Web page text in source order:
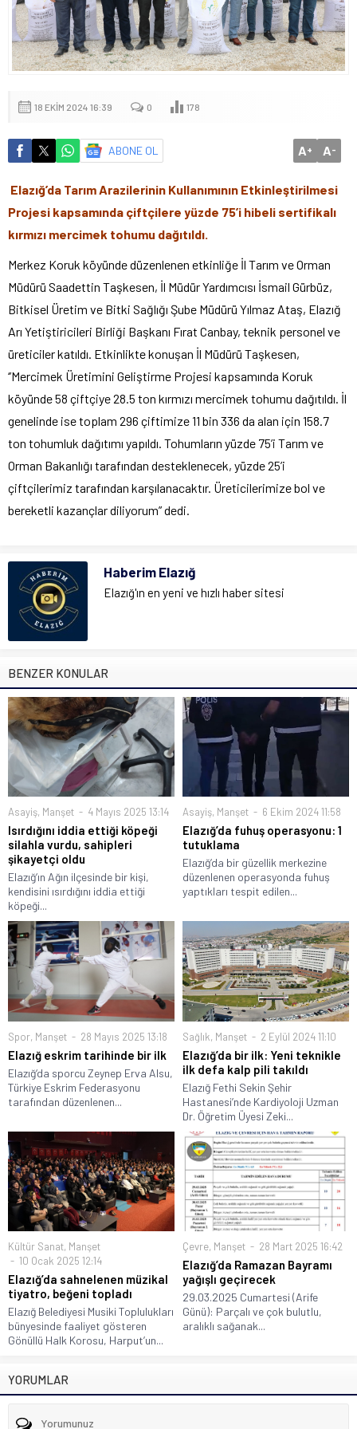
18 EKIM 2024 16:39 0 178
ABONE OL A+ A-
Elazığ’da Tarım Arazilerinin Kullanımının Etkinleştirilmesi
Projesi kapsamında çiftçilere yüzde 75’i hibeli sertifikalı
kırmızı mercimek tohumu dağıtıldı.
Merkez Koruk köyünde düzenlenen etkinliğe İl Tarım ve Orman
Müdürü Saadettin Taşkesen, İl Müdür Yardımcısı İsmail Gürbüz,
Bitkisel Üretim ve Bitki Sağlığı Şube Müdürü Yılmaz Ataş, Elazığ
Arı Yetiştiricileri Birliği Başkanı Fırat Canbay, teknik personel ve
üreticiler katıldı. Etkinlikte konuşan İl Müdürü Taşkesen,
‘’Mercimek Üretimini Geliştirme Projesi kapsamında Koruk
köyünde 58 çiftçiye 28.5 ton kırmızı mercimek tohumu dağıtıldı. İl
genelinde ise toplam 296 çiftimize 11 bin 336 da alan için 158.7
ton tohumluk dağıtımı yapıldı. Tohumların yüzde 75’i Tarım ve
Orman Bakanlığı tarafından desteklenecek, yüzde 25’i
çiftçilerimiz tarafından karşılanacaktır. Üreticilerimize bol ve
bereketli kazançlar diliyorum” dedi.
Haberim Elazığ
Elazığ'ın en yeni ve hızlı haber sitesi
BENZER KONULAR
Asayiş, Manşet 4 Mayıs 2025 13:14
Isırdığını iddia ettiği köpeği
silahla vurdu, sahipleri
şikayetçi oldu
Elazığ‘ın Ağın ilçesinde bir kişi,
kendisini ısırdığını iddia ettiği
köpeği...
Asayiş, Manşet 6 Ekim 2024 11:58
Elazığ’da fuhuş operasyonu: 1
tutuklama
Elazığ’da bir güzellik merkezine
düzenlenen operasyonda fuhuş
yaptıkları tespit edilen...
Spor, Manşet 28 Mayıs 2025 13:18
Elazığ eskrim tarihinde bir ilk
Elazığ‘da sporcu Zeynep Erva Alsu,
Türkiye Eskrim Federasyonu
tarafından düzenlenen...
Sağlık, Manşet 2 Eylül 2024 11:10
Elazığ’da bir ilk: Yeni teknikle
ilk defa kalp pili takıldı
Elazığ Fethi Sekin Şehir
Hastanesi’nde Kardiyoloji Uzman
Dr. Öğretim Üyesi Zeki...
Kültür Sanat, Manşet
10 Ocak 2025 12:14
Elazığ’da sahnelenen müzikal
tiyatro, beğeni topladı
Elazığ Belediyesi Musiki Toplulukları
bünyesinde faaliyet gösteren
Gönüllü Halk Korosu, Harput’un...
Çevre, Manşet 28 Mart 2025 16:42
Elazığ’da Ramazan Bayramı
yağışlı geçirecek
29.03.2025 Cumartesi (Arife
Günü): Parçalı ve çok bulutlu,
aralıklı sağanak...
YORUMLAR